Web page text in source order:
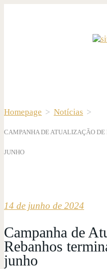
Homepage > Notícias >
CAMPANHA DE ATUALIZAÇÃO
JUNHO
14 de junho de 2024
Campanha de
Rebanhos
junho